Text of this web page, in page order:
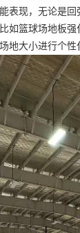
表现，无论是
如篮球场地板
地大小进行个